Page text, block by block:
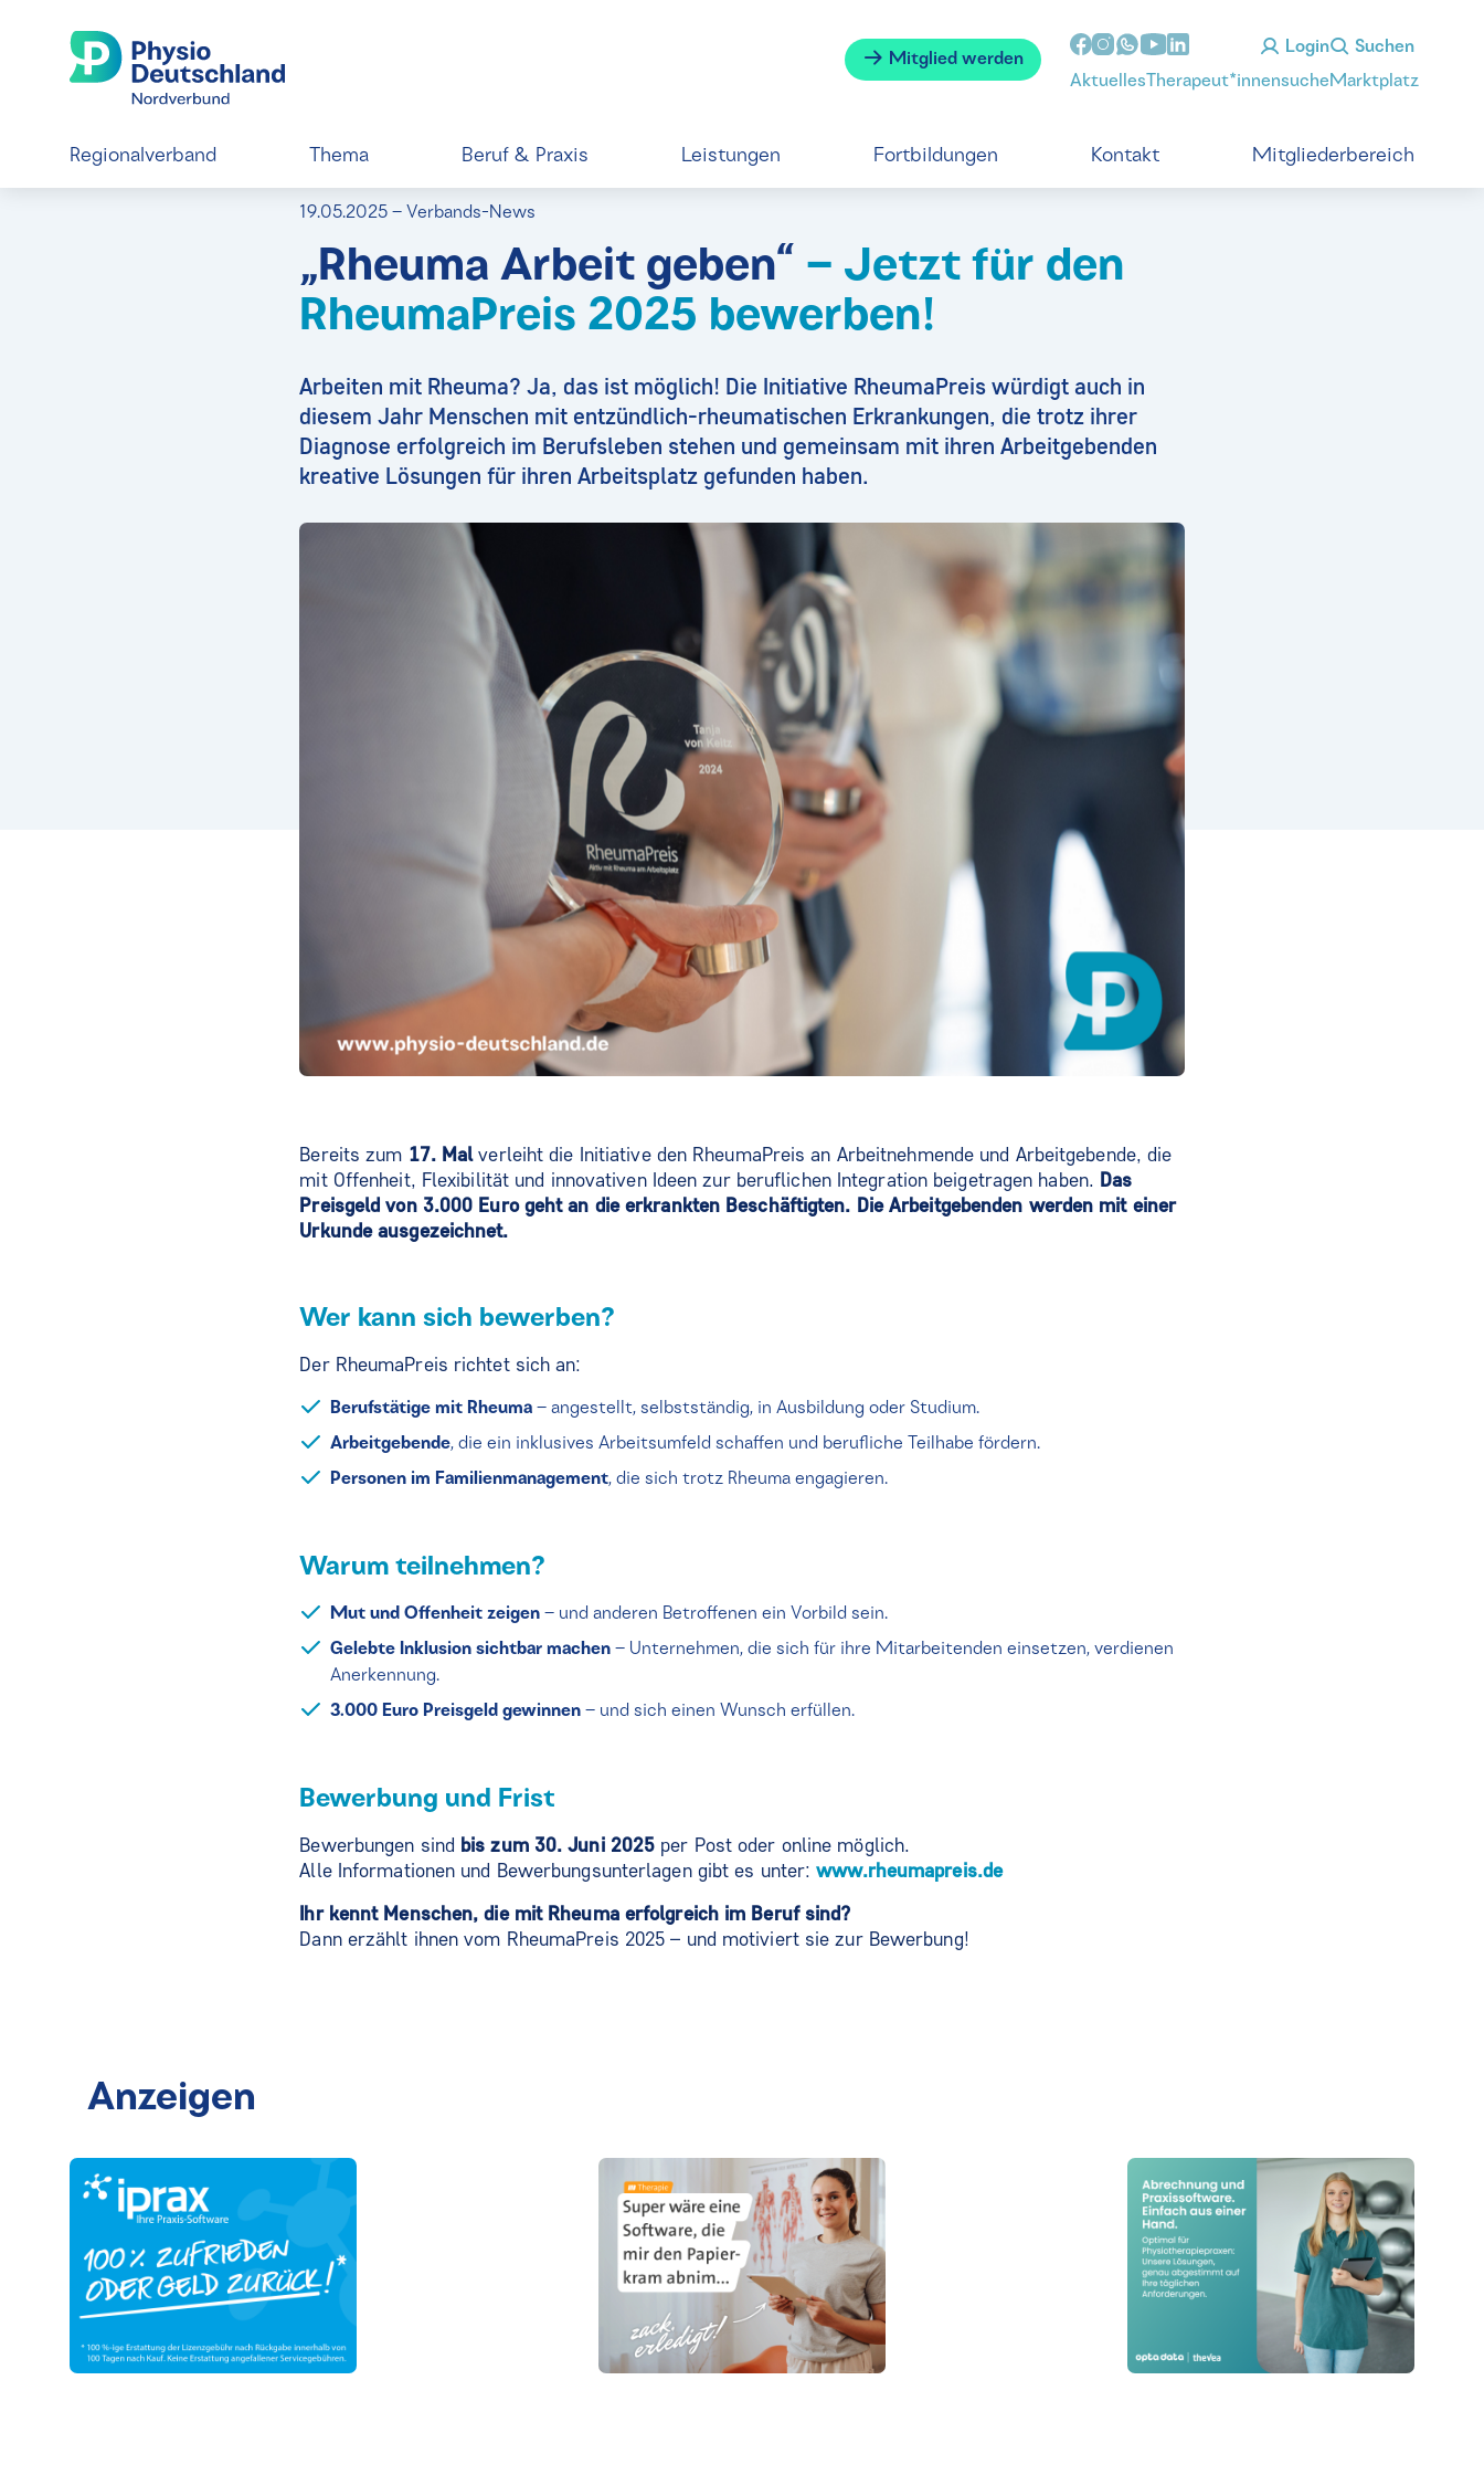
Mitglied werden
Login Suchen
Aktuelles Therapeut*innensuche Marktplatz
Regionalverband Thema Beruf & Praxis Leistungen Fortbildungen Kontakt Mitgliederbereich
19.05.2025 – Verbands-News
„Rheuma Arbeit geben“ – Jetzt für den
RheumaPreis 2025 bewerben!
Arbeiten mit Rheuma? Ja, das ist möglich! Die Initiative RheumaPreis würdigt auch in
diesem Jahr Menschen mit entzündlich-rheumatischen Erkrankungen, die trotz ihrer
Diagnose erfolgreich im Berufsleben stehen und gemeinsam mit ihren Arbeitgebenden
kreative Lösungen für ihren Arbeitsplatz gefunden haben.
Bereits zum 17. Malverleiht die Initiative den RheumaPreis an Arbeitnehmende und Arbeitgebende, die
mit Offenheit, Flexibilität und innovativen Ideen zur beruflichen Integration beigetragen haben. Das
Preisgeld von 3.000 Euro geht an die erkrankten Beschäftigten. Die Arbeitgebenden werden mit einer
Urkunde ausgezeichnet.
Wer kann sich bewerben?
Der RheumaPreis richtet sich an:
Berufstätige mit Rheuma – angestellt, selbstständig, in Ausbildung oder Studium.
Arbeitgebende, die ein inklusives Arbeitsumfeld schaffen und berufliche Teilhabe fördern.
Personen im Familienmanagement, die sich trotz Rheuma engagieren.
Warum teilnehmen?
Mut und Offenheit zeigen – und anderen Betroffenen ein Vorbild sein.
Gelebte Inklusion sichtbar machen – Unternehmen, die sich für ihre Mitarbeitenden einsetzen, verdienen
Anerkennung.
3.000 Euro Preisgeld gewinnen – und sich einen Wunsch erfüllen.
Bewerbung und Frist
Bewerbungen sind bis zum 30. Juni 2025 per Post oder online möglich.
Alle Informationen und Bewerbungsunterlagen gibt es unter:www.rheumapreis.de
Ihr kennt Menschen, die mit Rheuma erfolgreich im Beruf sind?
Dann erzählt ihnen vom RheumaPreis 2025 – und motiviert sie zur Bewerbung!
Anzeigen